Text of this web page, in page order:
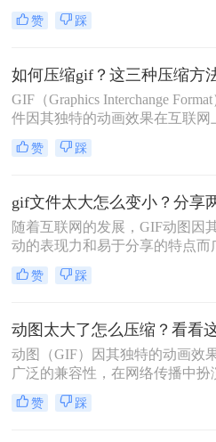
而，有时我们需要将GIF图片压缩
2M以内以满足特定的上传或分享
呢？本文将介绍两种有效的GIF图
压缩方法。
赞 踩
GIF（Graphics Interchange
件因其独特的动画效果在互联网
受欢迎，但在某些情况下，我们
需要对GIF文件进行压缩，以减少
提高加载效率。那么如何压缩gif
本文将介绍三种压缩GIF的方法
赞 踩
随着互联网的发展，GIF动图因
动的表现力和易于分享的特点而
欢迎。然而，较大的GIF文件不仅
用大量存储空间，还会拖慢网页
大怎么变小呢？本文将介绍两种
的方法来压缩GIF文件，使其体
得更小，同时尽量保持原有的动
果。
赞 踩
动图（GIF）因其独特的动画效
广泛的兼容性，在网络传播中扮
重要角色。然而，过大的动图文
仅会影响加载速度，还可能占用
赞 踩